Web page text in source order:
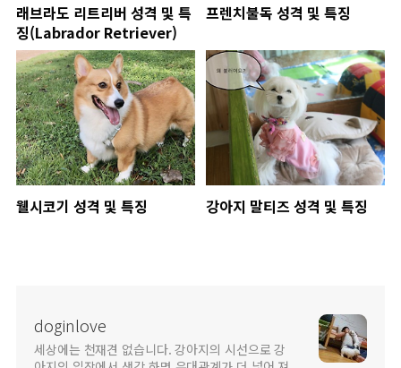
래브라도 리트리버 성격 및 특
징(Labrador Retriever)
프렌치불독 성격 및 특징
웰시코기 성격 및 특징 강아지 말티즈 성격 및 특징
doginlove
세상에는 천재견 없습니다. 강아지의 시선으로 강